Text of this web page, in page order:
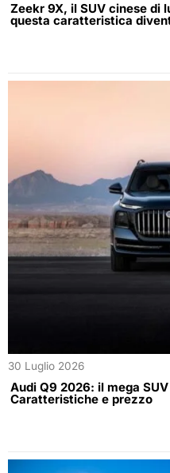
Zeekr 9X, il SUV cinese di
questa caratteristica
30 Luglio 2026
Audi Q9 2026: il mega
Caratteristiche e prezzo